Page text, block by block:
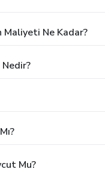
Maliyeti Ne Kadar?
Mu?